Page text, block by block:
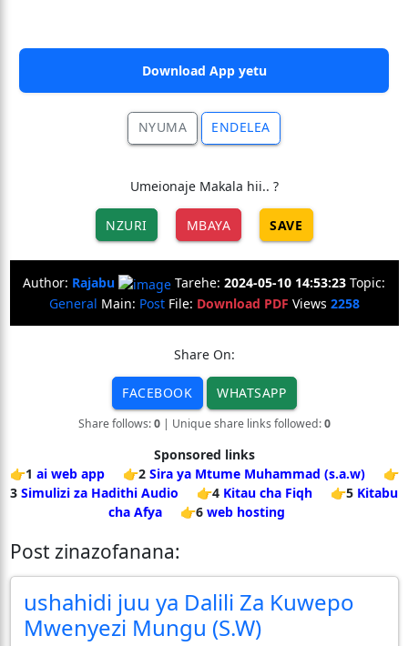
Download App yetu
NYUMA ENDELEA
Umeionaje Makala hii.. ?
NZURI MBAYA SAVE
Author: Rajabu Tarehe: 2024-05-10 14:53:23 Topic:
General Main: PostFile: Download PDF Views 2258
Share On:
FACEBOOK WHATSAPP
Share follows:0| Unique share links followed:0
Sponsored links
👉1 ai web app 👉2 Sira ya Mtume Muhammad (s.a.w)
👉
3 Simulizi za Hadithi Audio 👉4 Kitau cha Fiqh 👉5 Kitabu
cha Afya
👉6 web hosting
Post zinazofanana:
ushahidi juu ya Dalili Za Kuwepo
Mwenyezi Mungu (S.W)